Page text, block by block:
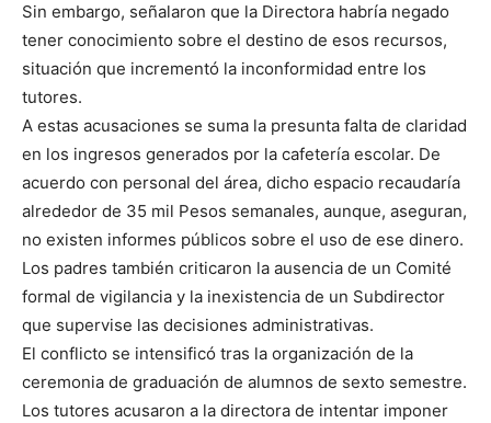
Sin embargo, señalaron que la Directora habría negado
tener conocimiento sobre el destino de esos recursos,
situación que incrementó la inconformidad entre los
tutores.
A estas acusaciones se suma la presunta falta de claridad
en los ingresos generados por la cafetería escolar. De
acuerdo con personal del área, dicho espacio recaudaría
alrededor de 35 mil Pesos semanales, aunque, aseguran,
no existen informes públicos sobre el uso de ese dinero.
Los padres también criticaron la ausencia de un Comité
formal de vigilancia y la inexistencia de un Subdirector
que supervise las decisiones administrativas.
El conflicto se intensificó tras la organización de la
ceremonia de graduación de alumnos de sexto semestre.
Los tutores acusaron a la directora de intentar imponer